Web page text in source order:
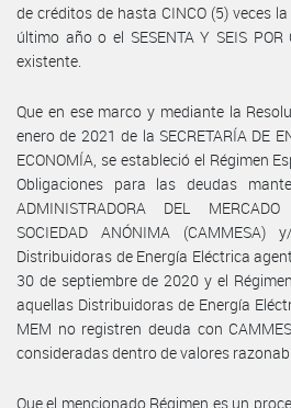
de créditos de hasta CINCO (5) veces
último año o el SESENTA Y SEIS
existente.
Que en ese marco y mediante la
enero de 2021 de la SECRETARÍA DE
ECONOMÍA, se estableció el Régimen
Obligaciones para las deudas
ADMINISTRADORA DEL MERCADO
SOCIEDAD ANÓNIMA
Distribuidoras de Energía Eléctrica
30 de septiembre de 2020 y el
aquellas Distribuidoras de Energía
MEM no registren deuda con
consideradas dentro de valores
Que el mencionado Régimen es un